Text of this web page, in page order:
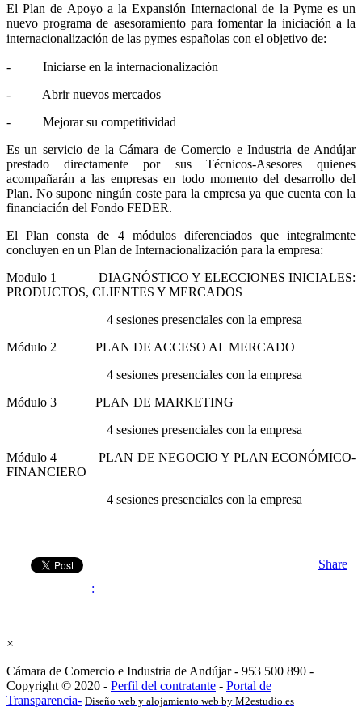
El Plan de Apoyo a la Expansión Internacional de la Pyme es un
nuevo programa de asesoramiento para fomentar la iniciación a la
internacionalización de las pymes españolas con el objetivo de:
- Iniciarse en la internacionalización
- Abrir nuevos mercados
- Mejorar su competitividad
Es un servicio de la Cámara de Comercio e Industria de Andújar
prestado directamente por sus Técnicos-Asesores quienes
acompañarán a las empresas en todo momento del desarrollo del
Plan. No supone ningún coste para la empresa ya que cuenta con la
financiación del Fondo FEDER.
El Plan consta de 4 módulos diferenciados que integralmente
concluyen en un Plan de Internacionalización para la empresa:
Modulo 1 DIAGNÓSTICO Y ELECCIONES INICIALES:
PRODUCTOS, CLIENTES Y MERCADOS
4 sesiones presenciales con la empresa
Módulo 2 PLAN DE ACCESO AL MERCADO
4 sesiones presenciales con la empresa
Módulo 3 PLAN DE MARKETING
4 sesiones presenciales con la empresa
Módulo 4 PLAN DE NEGOCIO Y PLAN ECONÓMICO-
FINANCIERO
4 sesiones presenciales con la empresa
Share
:
×
Cámara de Comercio e Industria de Andújar - 953 500 890 -
Copyright © 2020 - Perfil del contratante - Portal de
Transparencia- Diseño web y alojamiento web by M2estudio.es